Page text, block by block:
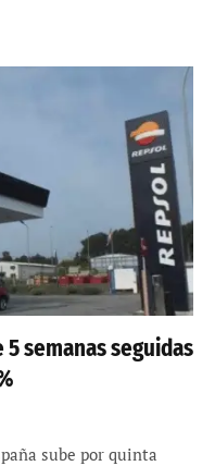
semanas seguidas
sube por quinta